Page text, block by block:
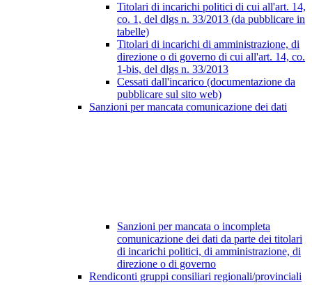
Titolari di incarichi politici di cui all'art. 14,
co. 1, del dlgs n. 33/2013 (da pubblicare in
tabelle)
Titolari di incarichi di amministrazione, di
direzione o di governo di cui all'art. 14, co.
1-bis, del dlgs n. 33/2013
Cessati dall'incarico (documentazione da
pubblicare sul sito web)
Sanzioni per mancata comunicazione dei dati
Sanzioni per mancata o incompleta
comunicazione dei dati da parte dei titolari
di incarichi politici, di amministrazione, di
direzione o di governo
Rendiconti gruppi consiliari regionali/provinciali